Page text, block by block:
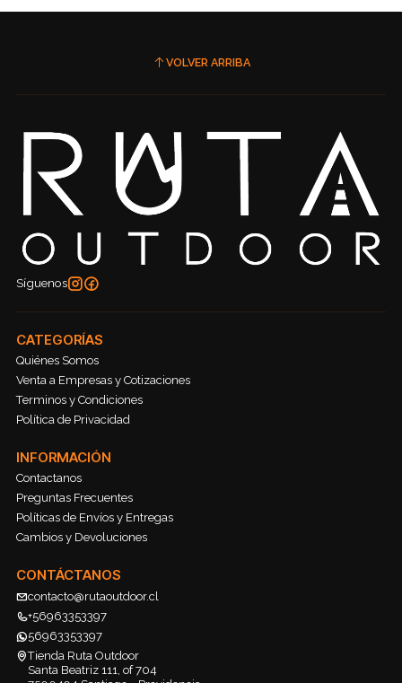
VOLVER ARRIBA
Síguenos
CATEGORÍAS
Quiénes Somos
Venta a Empresas y Cotizaciones
Terminos y Condiciones
Política de Privacidad
INFORMACIÓN
Contactanos
Preguntas Frecuentes
Políticas de Envíos y Entregas
Cambios y Devoluciones
CONTÁCTANOS
contacto@rutaoutdoor.cl
+56963353397
56963353397
Tienda Ruta Outdoor
Santa Beatriz 111, of 704